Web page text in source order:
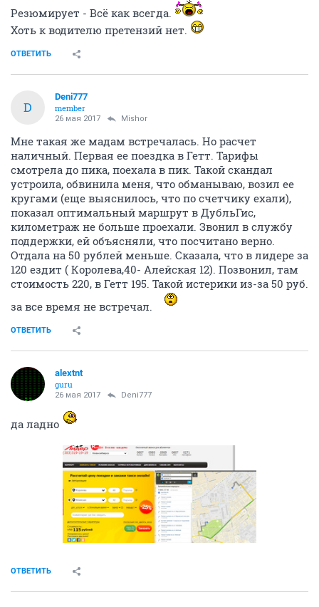
Резюмирует - Всё как всегда.
Хоть к водителю претензий нет.
ОТВЕТИТЬ
D
Deni777
member
26 мая 2017 Mishor
Мне такая же мадам встречалась. Но расчет
наличный. Первая ее поездка в Гетт. Тарифы
смотрела до пика, поехала в пик. Такой скандал
устроила, обвинила меня, что обманываю, возил ее
кругами (еще выяснилось, что по счетчику ехали),
показал оптимальный маршрут в ДубльГис,
километраж не больше проехали. Звонил в службу
поддержки, ей объясняли, что посчитано верно.
Отдала на 50 рублей меньше. Сказала, что в лидере за
120 ездит ( Королева,40- Алейская 12). Позвонил, там
стоимость 220, в Гетт 195. Такой истерики из-за 50 руб.
за все время не встречал.
ОТВЕТИТЬ
alextnt
guru
26 мая 2017 Deni777
да ладно
ОТВЕТИТЬ